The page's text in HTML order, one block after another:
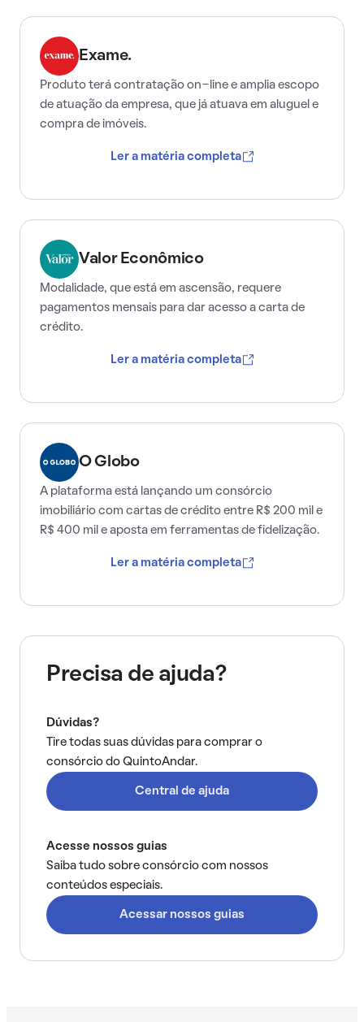
Exame.
Produto terá contratação on-line e amplia escopo
de atuação da empresa, que já atuava em aluguel e
compra de imóveis.
Ler a matéria completa
Valor Econômico
Modalidade, que está em ascensão, requere
pagamentos mensais para dar acesso a carta de
crédito.
Ler a matéria completa
O Globo
A plataforma está lançando um consórcio
imobiliário com cartas de crédito entre R$ 200 mil e
R$ 400 mil e aposta em ferramentas de fidelização.
Ler a matéria completa
Precisa de ajuda?
Dúvidas?
Tire todas suas dúvidas para comprar o
consórcio do QuintoAndar.
Central de ajuda
Acesse nossos guias
Saiba tudo sobre consórcio com nossos
conteúdos especiais.
Acessar nossos guias